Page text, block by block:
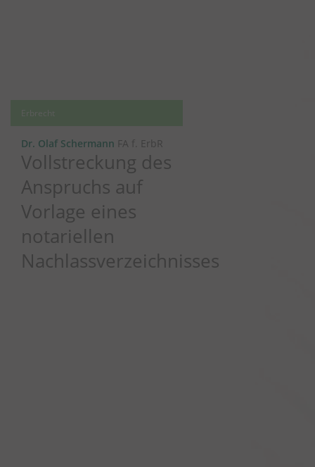
Dr. Olaf Schermann FA f. ErbR
Vollstreckung des
Anspruchs auf
Vorlage eines
notariellen
Nachlassverzeichnisses